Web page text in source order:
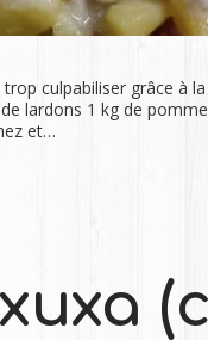
culpabiliser grâce à
lardons 1 kg de
et…